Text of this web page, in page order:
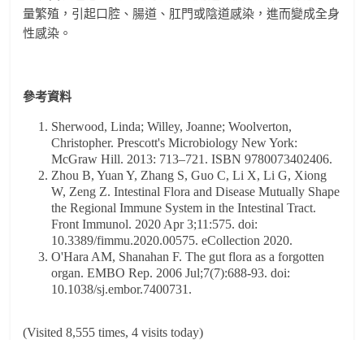
量繁殖，引起口腔、腸道、肛門或陰道感染，進而變成全身
性感染。
參考資料
Sherwood, Linda; Willey, Joanne; Woolverton,
Christopher. Prescott's Microbiology New York:
McGraw Hill. 2013: 713–721. ISBN 9780073402406.
Zhou B, Yuan Y, Zhang S, Guo C, Li X, Li G, Xiong
W, Zeng Z. Intestinal Flora and Disease Mutually Shape
the Regional Immune System in the Intestinal Tract.
Front Immunol. 2020 Apr 3;11:575. doi:
10.3389/fimmu.2020.00575. eCollection 2020.
O'Hara AM, Shanahan F. The gut flora as a forgotten
organ. EMBO Rep. 2006 Jul;7(7):688-93. doi:
10.1038/sj.embor.7400731.
(Visited 8,555 times, 4 visits today)